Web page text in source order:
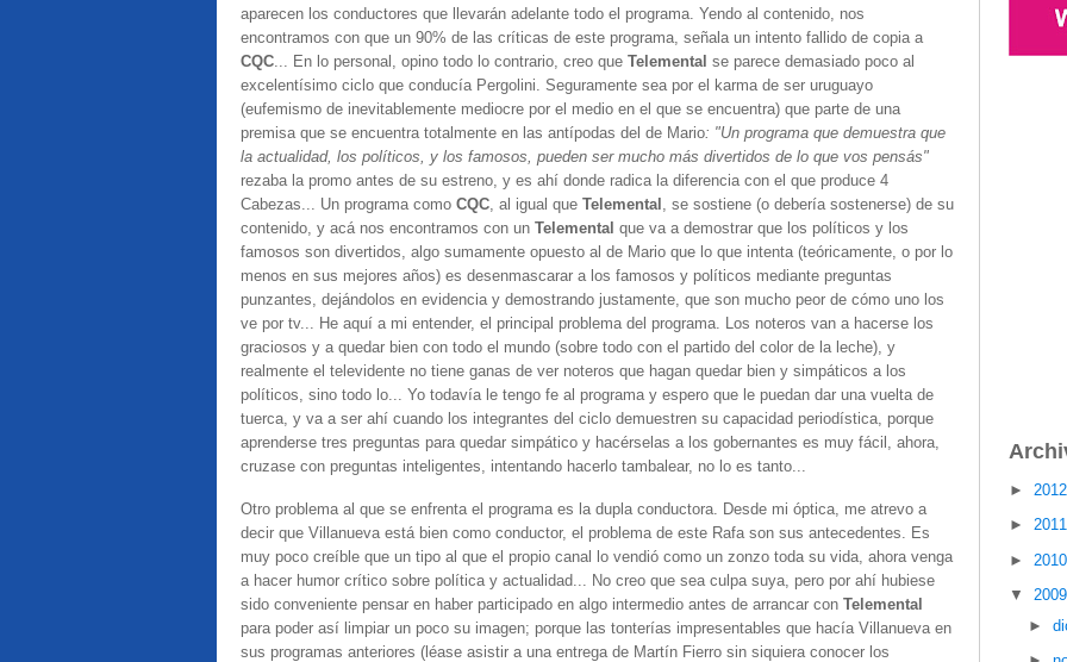
aparecen los conductores que llevarán adelante todo el programa. Yendo al contenido, nos
encontramos con que un 90% de las críticas de este programa, señala un intento fallido de copia a
CQC... En lo personal, opino todo lo contrario, creo que Telemental se parece demasiado poco al
excelentísimo ciclo que conducía Pergolini. Seguramente sea por el karma de ser uruguayo
(eufemismo de inevitablemente mediocre por el medio en el que se encuentra) que parte de una
premisa que se encuentra totalmente en las antípodas del de Mario: "Un programa que demuestra que
la actualidad, los políticos, y los famosos, pueden ser mucho más divertidos de lo que vos pensás"
rezaba la promo antes de su estreno, y es ahí donde radica la diferencia con el que produce 4
Cabezas... Un programa como CQC, al igual que Telemental , se sostiene (o debería sostenerse) de su
contenido, y acá nos encontramos con un Telemental que va a demostrar que los políticos y los
famosos son divertidos, algo sumamente opuesto al de Mario que lo que intenta (teóricamente, o por lo
menos en sus mejores años) es desenmascarar a los famosos y políticos mediante preguntas
punzantes, dejándolos en evidencia y demostrando justamente, que son mucho peor de cómo uno los
ve por tv... He aquí a mi entender, el principal problema del programa. Los noteros van a hacerse los
graciosos y a quedar bien con todo el mundo (sobre todo con el partido del color de la leche), y
realmente el televidente no tiene ganas de ver noteros que hagan quedar bien y simpáticos a los
políticos, sino todo lo... Yo todavía le tengo fe al programa y espero que le puedan dar una vuelta de
tuerca, y va a ser ahí cuando los integrantes del ciclo demuestren su capacidad periodística, porque
aprenderse tres preguntas para quedar simpático y hacérselas a los gobernantes es muy fácil, ahora,
cruzase con preguntas inteligentes, intentando hacerlo tambalear, no lo es tanto...
Otro problema al que se enfrenta el programa es la dupla conductora. Desde mi óptica, me atrevo a
decir que Villanueva está bien como conductor, el problema de este Rafa son sus antecedentes. Es
muy poco creíble que un tipo al que el propio canal lo vendió como un zonzo toda su vida, ahora venga
a hacer humor crítico sobre política y actualidad... No creo que sea culpa suya, pero por ahí hubiese
sido conveniente pensar en haber participado en algo intermedio antes de arrancar con Telemental
para poder así limpiar un poco su imagen; porque las tonterías impresentables que hacía Villanueva en
sus programas anteriores (léase asistir a una entrega de Martín Fierro sin siquiera conocer los
►
►
►
▼
►